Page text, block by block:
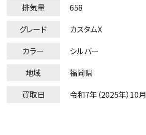
排気量
658
グレード
カスタムX
カラー
シルバー
地域
福岡県
買取日
令和7年（2025年）10月